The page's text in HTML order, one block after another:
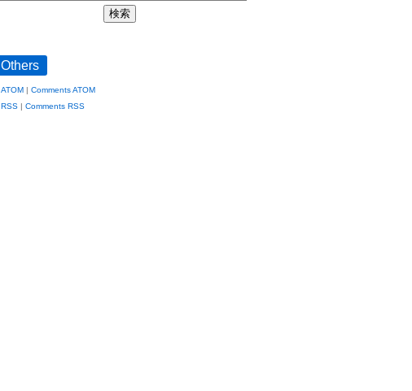
Others
ATOM| Comments ATOM
RSS| Comments RSS